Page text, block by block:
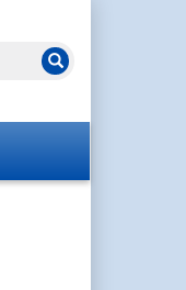
Suche starten